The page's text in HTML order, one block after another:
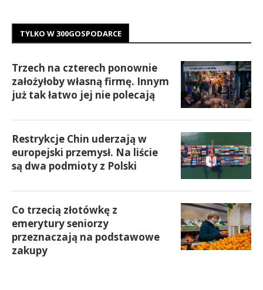
TYLKO W 300GOSPODARCE
Trzech na czterech ponownie
założyłoby własną firmę. Innym
już tak łatwo jej nie polecają
Restrykcje Chin uderzają w
europejski przemysł. Na liście
są dwa podmioty z Polski
Co trzecią złotówkę z
emerytury seniorzy
przeznaczają na podstawowe
zakupy